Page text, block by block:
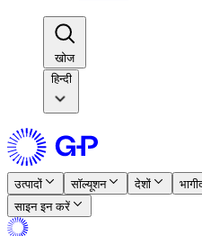
खोज​​
हिन्दी
उत्पादों​​ सॉल्यूशन​​ देशों​​
साइन इन करें​​